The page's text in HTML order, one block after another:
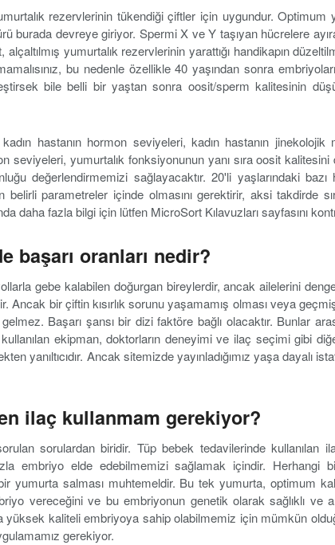
rezervlerinin tükendiği çiftler için uygundur. Optimum
burada devreye giriyor. Spermi X ve Y taşıyan hücrelere
yumurtalık rezervlerinin yarattığı handikapın
bu nedenle özellikle 40 yaşından sonra
bile belli bir yaştan sonra oosit/sperm kalitesinin
hastanın hormon seviyeleri, kadın hastanın
seviyeleri, yumurtalık fonksiyonunun yanı sıra oosit kalitesini
değerlendirmemizi sağlayacaktır. 20'li yaşlarındaki
parametreler içinde olmasını gerektirir, aksi takdirde
daha fazla bilgi için lütfen MicroSort Kılavuzları sayfasını
başarı oranları nedir?
gebe kalabilen doğurgan bireylerdir, ancak ailelerini
bir çiftin kısırlık sorunu yaşamamış olması veya
Başarı şansı bir dizi faktöre bağlı olacaktır. Bunlar
ekipman, doktorların deneyimi ve ilaç seçimi gibi
yanıltıcıdır. Ancak sitemizde yayınladığımız yaşa dayalı
ilaç kullanmam gerekiyor?
sorulardan biridir. Tüp bebek tedavilerinde kullanılan
embriyo elde edebilmemizi sağlamak içindir. Herhangi bir
yumurta salması muhtemeldir. Bu tek yumurta, optimum
vereceğini ve bu embriyonun genetik olarak sağlıklı ve
kaliteli embriyoya sahip olabilmemiz için mümkün
gerekiyor.